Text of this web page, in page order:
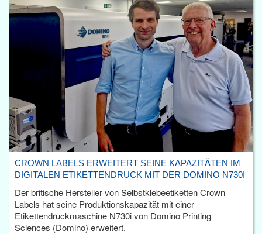
CROWN LABELS ERWEITERT SEINE KAPAZITÄTEN IM
DIGITALEN ETIKETTENDRUCK MIT DER DOMINO N730I
Der britische Hersteller von Selbstklebeetiketten Crown
Labels hat seine Produktionskapazität mit einer
Etikettendruckmaschine N730i von Domino Printing
Sciences (Domino) erweitert.